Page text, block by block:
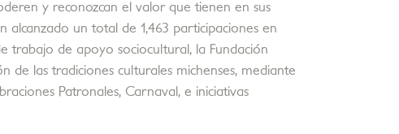
y reconozcan el valor que tienen en sus
alcanzado un total de 1,463 participaciones en
trabajo de apoyo sociocultural, la Fundación
las tradiciones culturales michenses, mediante
Patronales, Carnaval, e iniciativas